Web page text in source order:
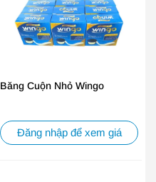
Băng Cuộn Nhỏ Wingo
Đăng nhập để xem giá